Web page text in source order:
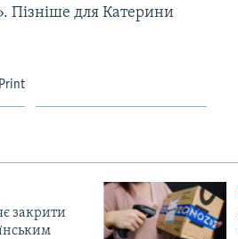
Пізніше для Катерини
Print
закрити